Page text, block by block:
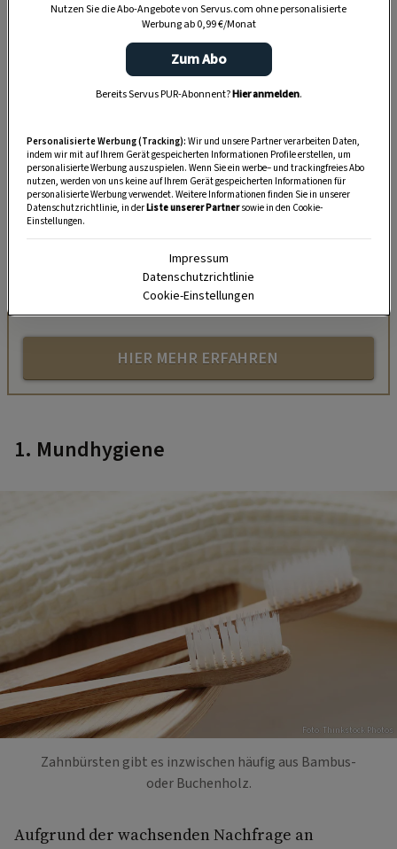
„Servus Garten“ auf WhatsApp
Nutzen Sie WhatsApp auf Ihrem Handy und lieben es, auf
dem Balkon, der Terrasse oder im Garten zu werkeln? In
unserem kostenlosen WhatsApp-Kanal finden Sie täglich
Tipps und Tricks für Garten, Terrasse, Balkon- und
HIER MEHR ERFAHREN
1. Mundhygiene
Foto: Thinkstock Photos
Zahnbürsten gibt es inzwischen häufig aus Bambus-
oder Buchenholz.
Aufgrund der wachsenden Nachfrage an
Nutzen Sie die Abo-Angebote von Servus.com ohne personalisierte
Werbung ab 0,99 €/Monat
Zum Abo
Bereits Servus PUR-Abonnent?Hier anmelden.
Personalisierte Werbung (Tracking): Wir und unsere Partner verarbeiten Daten,
indem wir mit auf Ihrem Gerät gespeicherten Informationen Profile erstellen, um
personalisierte Werbung auszuspielen. Wenn Sie ein werbe– und trackingfreies Abo
nutzen, werden von uns keine auf Ihrem Gerät gespeicherten Informationen für
personalisierte Werbung verwendet. Weitere Informationen finden Sie in unserer
Datenschutzrichtlinie, in derListe unserer Partnersowie in den Cookie-
Einstellungen.
Impressum
Datenschutzrichtlinie
Cookie-Einstellungen